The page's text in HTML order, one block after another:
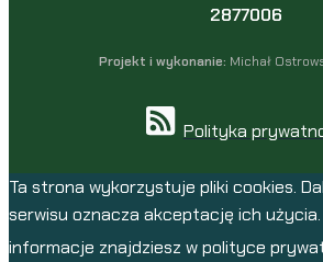
2877006
Projekt i wykonanie: Michał
Polityka
Ta strona wykorzystuje pliki cookies.
serwisu oznacza akceptację ich użycia.
informacje znajdziesz w polityce